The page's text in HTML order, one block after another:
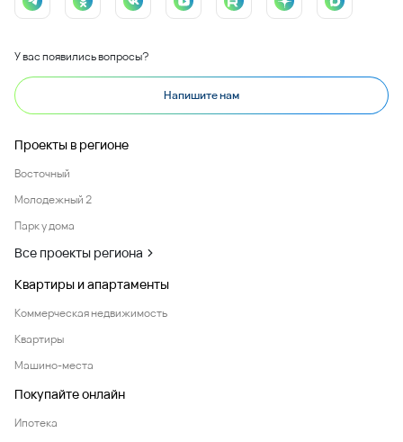
У вас появились вопросы?
Напишите нам
Проекты в регионе
Восточный
Молодежный 2
Парк у дома
Все проекты региона
Квартиры и апартаменты
Коммерческая недвижимость
Квартиры
Машино-места
Покупайте онлайн
Ипотека